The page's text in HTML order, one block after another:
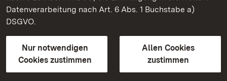
Datenverarbeitung nach Art. 6 Abs. 1 Buchstabe a)
DSGVO.
Nur notwendigen
Cookies zustimmen
Allen Cookies
zustimmen
Staatliche Schlösser und Gärten Baden-Württemberg
Kontakt
GebärdenspracheLeichte Sprache
Erklärung zur Barrierefreiheit
BITV-konform (geprüfte Seiten)